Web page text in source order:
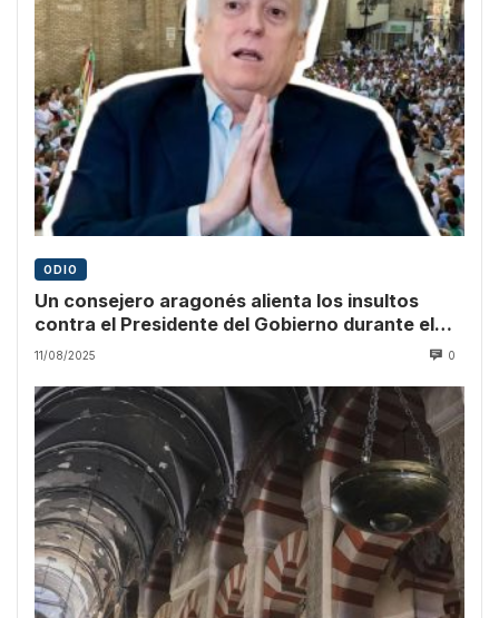
ODIO
Un consejero aragonés alienta los insultos
contra el Presidente del Gobierno durante el
pregón
11/08/2025 0